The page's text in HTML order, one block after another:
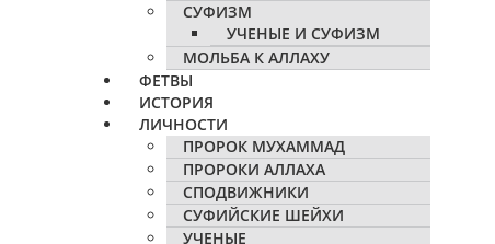
СУФИЗМ
УЧЕНЫЕ И СУФИЗМ
МОЛЬБА К АЛЛАХУ
ФЕТВЫ
ИСТОРИЯ
ЛИЧНОСТИ
ПРОРОК МУХАММАД
ПРОРОКИ АЛЛАХА
СПОДВИЖНИКИ
СУФИЙСКИЕ ШЕЙХИ
УЧЕНЫЕ